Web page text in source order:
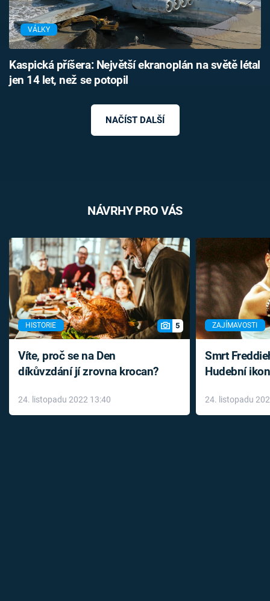
VÁLKY
Kaspická příšera: Největší ekranoplán na světě létal
jen 14 let, než se potopil
NAČÍST DALŠÍ
NÁVRHY PRO VÁS
HISTORIE 5
Víte, proč se na Den
díkůvzdání jí zrovna krocan?
24. listopadu 2022 13:40
ZAJÍMAVOSTI
Smrt
Hudební
léky
24. listopadu